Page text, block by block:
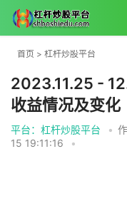
首页 > 杠杆炒股平台
2023.11.25 -
收益情况及变化
平台：杠杆炒股平台 •
15 19:11:16
•